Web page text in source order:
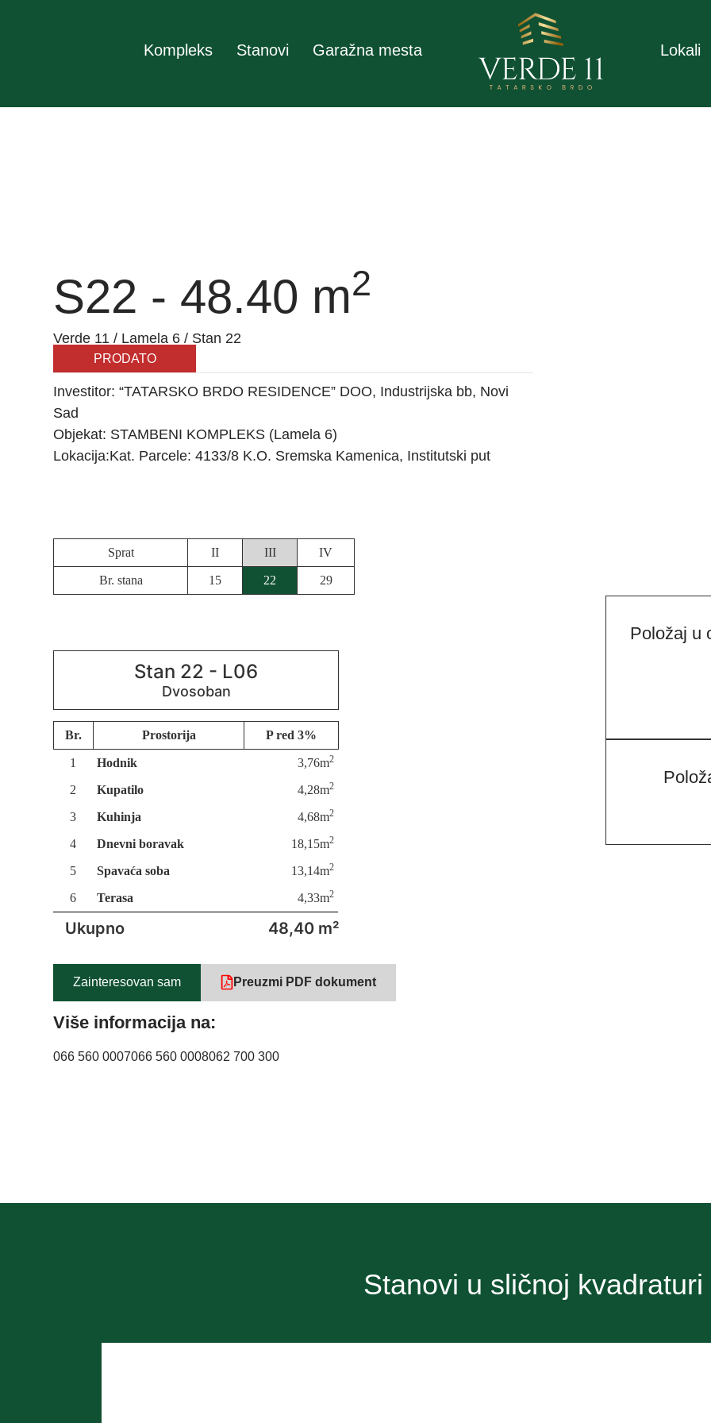
Kompleks Stanovi Garažna mesta Lokali
S22 - 48.40 m2
Verde 11 / Lamela 6 / Stan 22
PRODATO
Investitor: “TATARSKO BRDO RESIDENCE” DOO, Industrijska bb, Novi
Sad
Objekat: STAMBENI KOMPLEKS (Lamela 6)
Lokacija:Kat. Parcele: 4133/8 K.O. Sremska Kamenica, Institutski put
Sprat II III IV
Br. stana 15 22 29
Stan 22 - L06
Br. Prostorija P red 3%
1 Hodnik 3,76m2
2 Kupatilo 4,28m2
3 Kuhinja 4,68m2
4 Dnevni boravak 18,15m2
5 Spavaća soba 13,14m2
6 Terasa 4,33m2
Ukupno 48,40 m²
Zainteresovan sam Preuzmi PDF dokument
Više informacija na:
066 560 0007066 560 0008062 700 300
Položaj u
Stanovi u sličnoj kvadraturi